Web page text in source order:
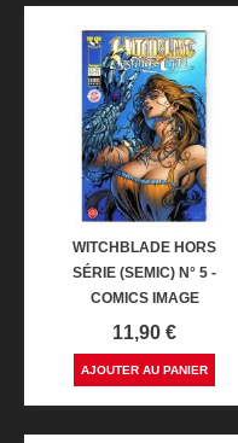
WITCHBLADE HORS
SÉRIE (SEMIC) N° 5 -
COMICS IMAGE
Prix
11,90 €
AJOUTER AU PANIER